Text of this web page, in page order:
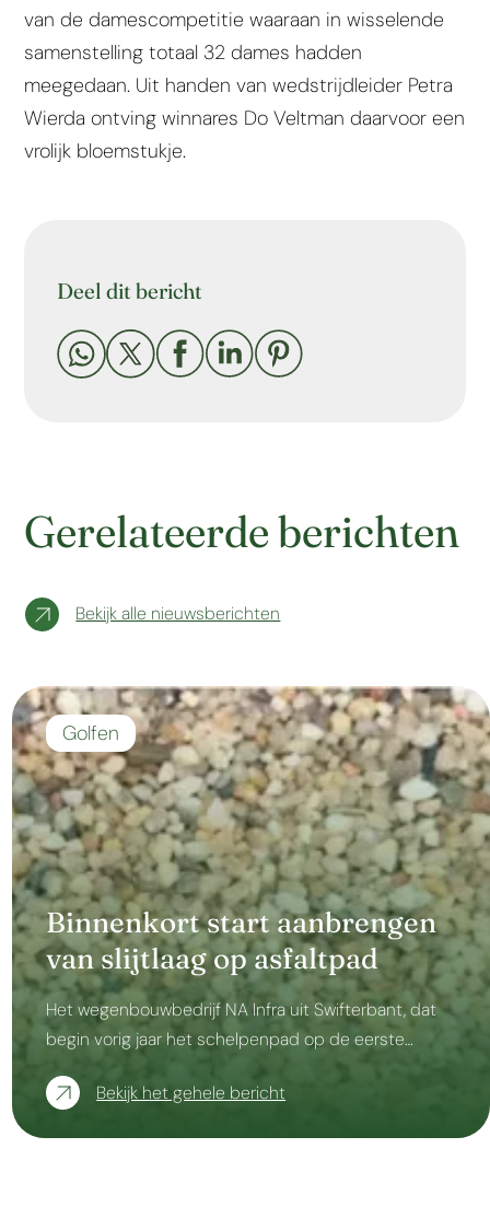
van de damescompetitie waaraan in wisselende
samenstelling totaal 32 dames hadden
meegedaan. Uit handen van wedstrijdleider Petra
Wierda ontving winnares Do Veltman daarvoor een
vrolijk bloemstukje.
Deel dit bericht
    
Gerelateerde berichten
Bekijk alle nieuwsberichten
Binnenkort start aanbrengen
van slijtlaag op asfaltpad
Golfen
Het wegenbouwbedrijf NA Infra uit Swifterbant, dat
begin vorig jaar het schelpenpad op de eerste…
Bekijk het gehele bericht